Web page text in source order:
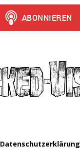
Datenschutzerklärung